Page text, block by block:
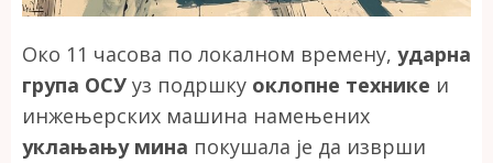
Око 11 часова по локалном времену, ударна
група ОСУ уз подршку оклопне технике и
инжењерских машина намењених
уклањању мина покушала је да изврши